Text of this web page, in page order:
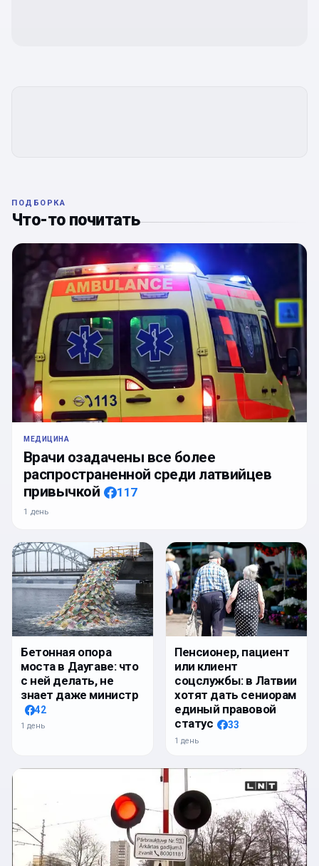
ПОДБОРКА
Что-то почитать
МЕДИЦИНА
Врачи озадачены все более
распространенной среди латвийцев
привычкой
117
1 день
Бетонная опора
моста в Даугаве: что
с ней делать, не
знает даже министр
42
1 день
Пенсионер, пациент
или клиент
соцслужбы: в Латвии
хотят дать сениорам
единый правовой
статус
33
1 день